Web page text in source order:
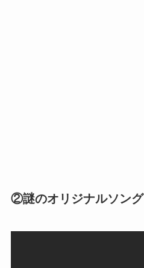
②謎のオリジナルソング